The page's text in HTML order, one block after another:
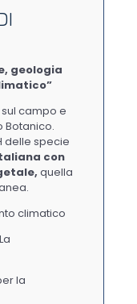
geologia
campo e
Botanico.
delle specie
con
quella
climatico
La
la